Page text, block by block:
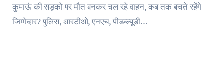
कुमाऊं की सड़को पर मौत बनकर चल रहे वाहन, कब तक बचते रहेंगे
जिम्मेदार? पुलिस, आरटीओ, एनएच, पीडब्ल्यूडी…